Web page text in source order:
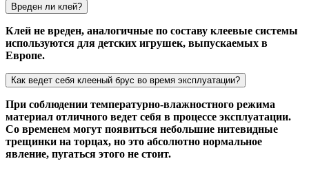
Вреден ли клей?
Клей не вреден, аналогичные по составу клеевые системы
используются для детских игрушек, выпускаемых в
Европе.
Как ведет себя клееный брус во время эксплуатации?
При соблюдении температурно-влажностного режима
материал отличного ведет себя в процессе эксплуатации.
Со временем могут появиться небольшие нитевидные
трещинки на торцах, но это абсолютно нормальное
явление, пугаться этого не стоит.